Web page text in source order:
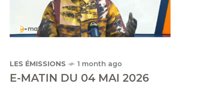
LES ÉMISSIONS 1 month ago
E-MATIN DU 04 MAI 2026